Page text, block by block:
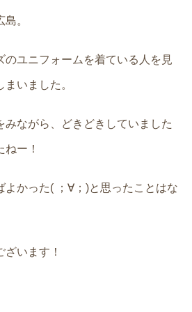
。
のユニフォームを着ている人を見
いました。
みながら、どきどきしていました
ー！
よかった( ；∀；)と思ったことはな
ざいます！